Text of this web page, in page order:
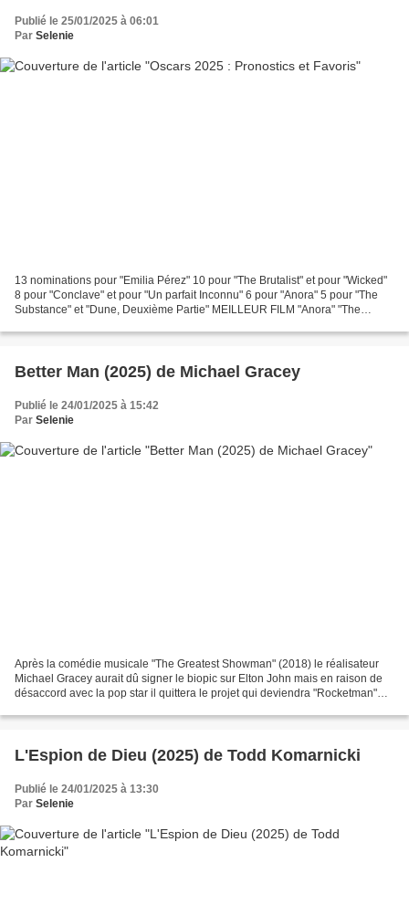
Publié le 25/01/2025 à 06:01
Par Selenie
13 nominations pour "Emilia Pérez" 10 pour "The Brutalist" et pour "Wicked"
8 pour "Conclave" et pour "Un parfait Inconnu" 6 pour "Anora" 5 pour "The
Substance" et "Dune, Deuxième Partie" MEILLEUR FILM "Anora" "The
Better Man (2025) de Michael Gracey
Publié le 24/01/2025 à 15:42
Par Selenie
Après la comédie musicale "The Greatest Showman" (2018) le réalisateur
Michael Gracey aurait dû signer le biopic sur Elton John mais en raison de
désaccord avec la pop star il quittera le projet qui deviendra "Rocketman"
L'Espion de Dieu (2025) de Todd Komarnicki
Publié le 24/01/2025 à 13:30
Par Selenie